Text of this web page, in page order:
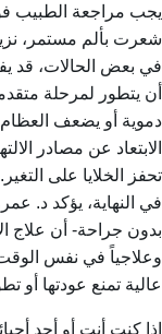
يجب مراجعة الطبيب
شعرت بألم مستمر،
في بعض الحالات، قد
أن يتطور لمرحلة
دموية أو يضعف
الابتعاد عن مصادر
تحفز الخلايا على التغير.
في النهاية، يؤكد د.
بدون جراحة- أن علاج
وعلاجياً في نفس
عالية تمنع عودتها أو
إذا كنت أنت أو أحد